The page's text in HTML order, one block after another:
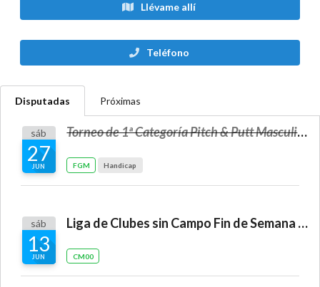
Llévame allí
Teléfono
Disputadas Próximas
sáb
27
JUN
Torneo de 1ª Categoría Pitch & Putt Masculino y Femenino "Golf Park"
FGM Handicap
sáb
13
JUN
Liga de Clubes sin Campo Fin de Semana "Layos"
CM00